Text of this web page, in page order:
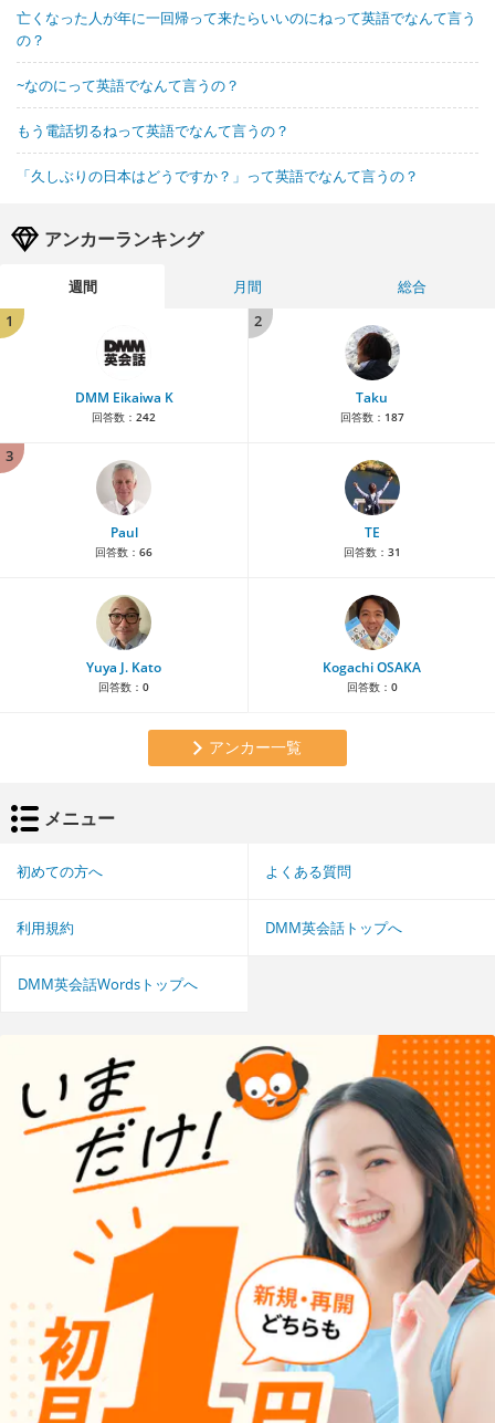
亡くなった人が年に一回帰って来たらいいのにねって英語でなんて言う
の？
~なのにって英語でなんて言うの？
もう電話切るねって英語でなんて言うの？
「久しぶりの日本はどうですか？」って英語でなんて言うの？
アンカーランキング
週間 月間
総合
1
DMM Eikaiwa K
回答数： 242
2
Taku
回答数： 187
3
Paul
回答数： 66
TE
回答数： 31
Yuya J. Kato
回答数： 0
Kogachi OSAKA
回答数： 0
アンカー一覧
メニュー
初めての方へ よくある質問
利用規約 DMM英会話トップへ
DMM英会話Wordsトップへ